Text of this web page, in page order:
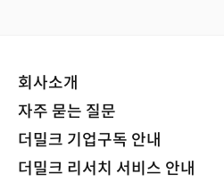
분야 일자리는 5만 7400개가 늘었습니다.
분야가 133건으로 뒤를 이었고, 투자 규모
49개 프로젝트에서 216억달러의 투자가
68개 프로젝트에서 138억달러의 투자가
일자리를 창출하면서 EV 부문 일자리에 이
낸 것으로 조사됐습니다.👉 한국 기업 프로
남부에 72개 집중 지역별로는 미국 남부 지역으로 투자가 집중됐습니다. EV의
회사소개
자주 묻는 질문
더밀크 기업구독 안내
더밀크 리서치 서비스 안내